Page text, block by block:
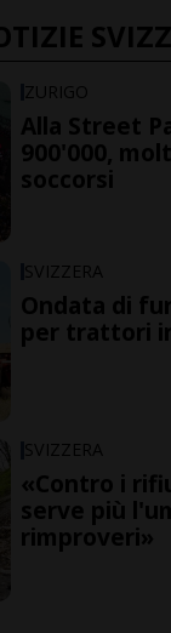
ZURIGO
Alla Street
900'000,
soccorsi
SVIZZERA
Ondata di
per trattori
SVIZZERA
«Contro i
serve più
rimproveri»